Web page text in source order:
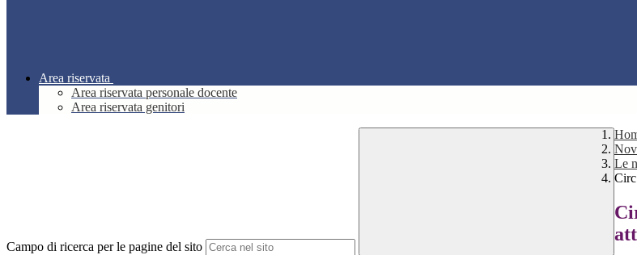
Area riservata
Area riservata personale docente
Area riservata genitori
Campo di ricerca per le pagine del sito
Le